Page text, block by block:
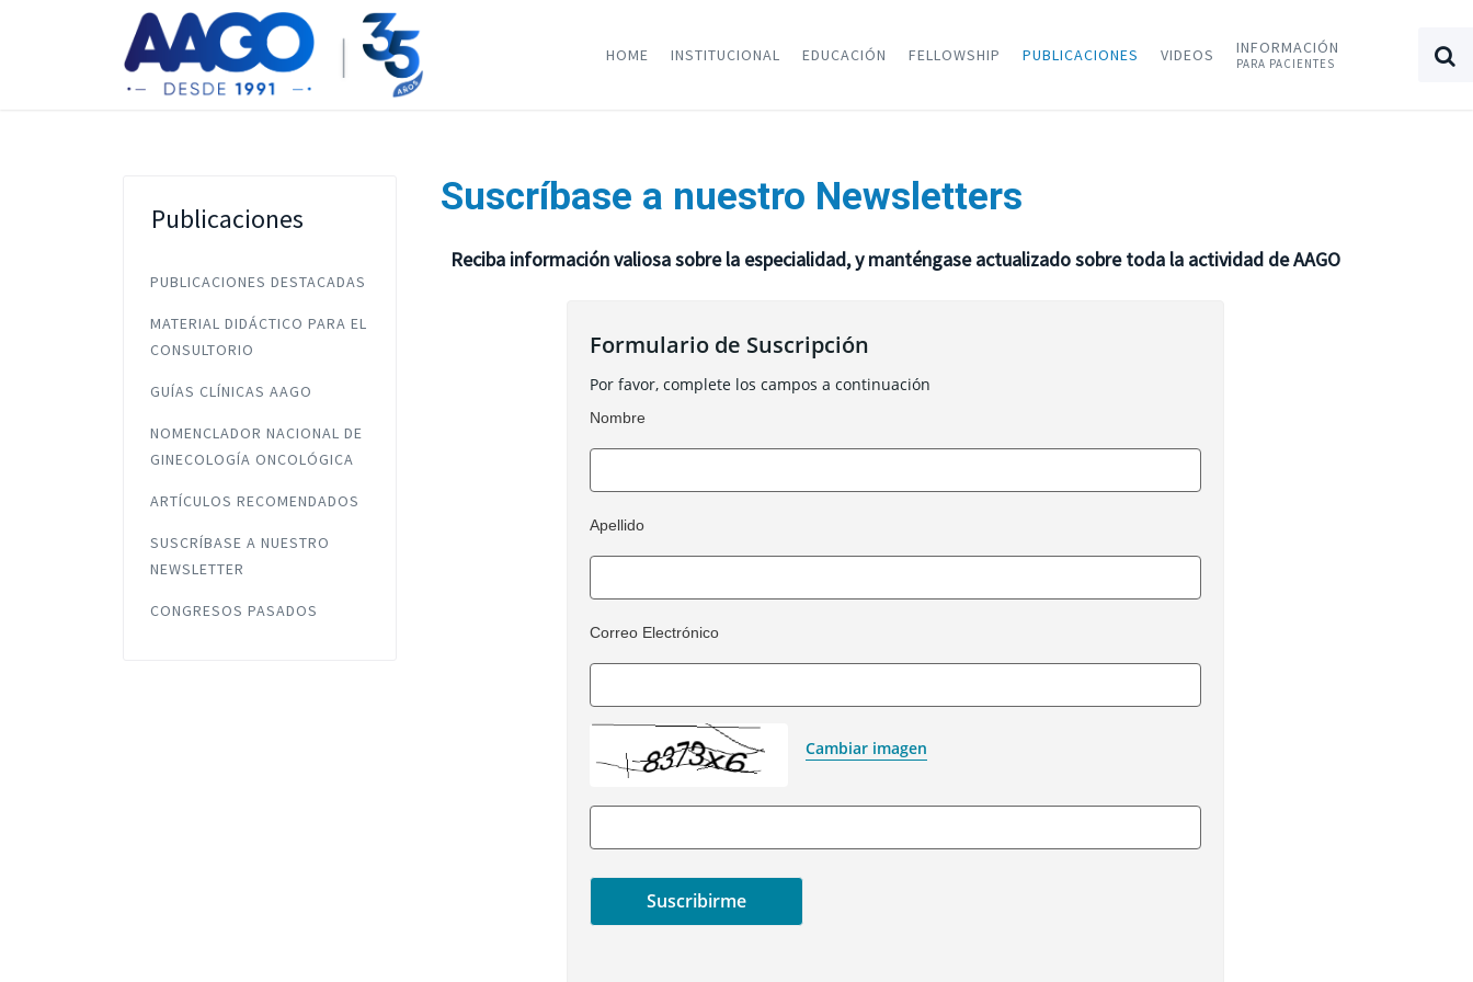
HOME INSTITUCIONAL EDUCACIÓN FELLOWSHIP PUBLICACIONES VIDEOS INFORMACIÓN
PARA PACIENTES
Suscríbase a nuestro Newsletters
Reciba información valiosa sobre la especialidad, y manténgase actualizado sobre toda la actividad de AAGO
Formulario de Suscripción
Por favor, complete los campos a continuación
Nombre
Apellido
Correo Electrónico
Cambiar imagen
Publicaciones
PUBLICACIONES DESTACADAS
MATERIAL DIDÁCTICO PARA EL
CONSULTORIO
GUÍAS CLÍNICAS AAGO
NOMENCLADOR NACIONAL DE
GINECOLOGÍA ONCOLÓGICA
ARTÍCULOS RECOMENDADOS
SUSCRÍBASE A NUESTRO
NEWSLETTER
CONGRESOS PASADOS